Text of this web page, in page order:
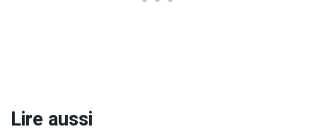
Lire aussi